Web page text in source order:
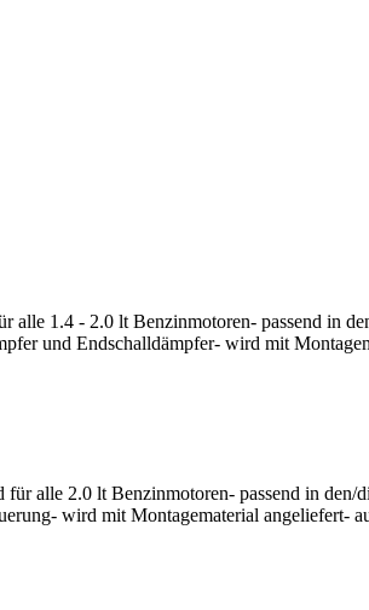
1.4 - 2.0 lt Benzinmotoren- passend in
und Endschalldämpfer- wird mit
alle 2.0 lt Benzinmotoren- passend in den/
wird mit Montagematerial angeliefert-